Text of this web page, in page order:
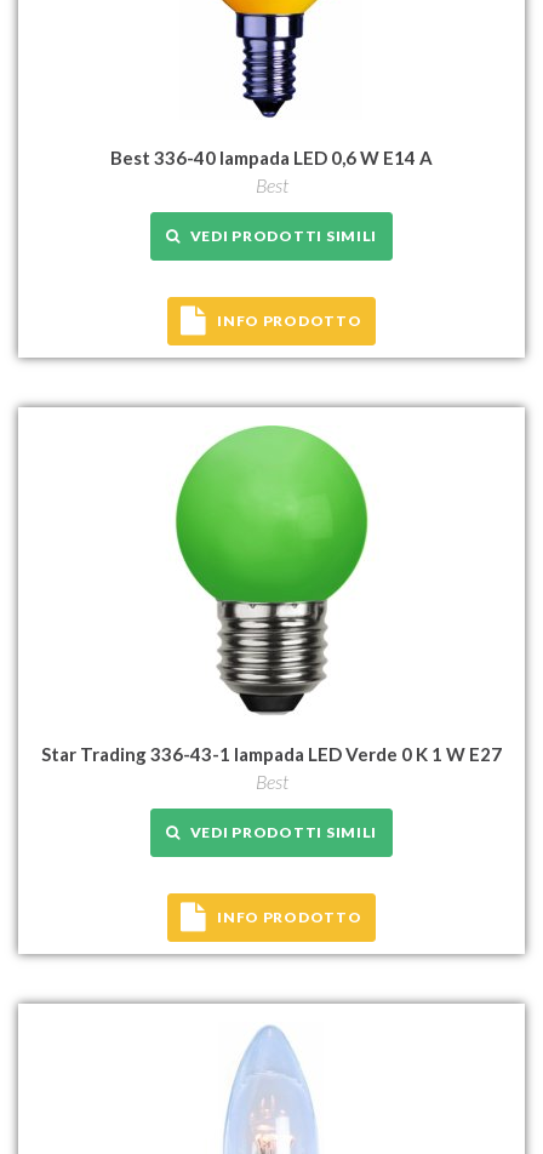
Best 336-40 lampada LED 0,6 W E14 A
Best
VEDI PRODOTTI SIMILI
INFO PRODOTTO
Star Trading 336-43-1 lampada LED Verde 0 K 1 W E27
Best
VEDI PRODOTTI SIMILI
INFO PRODOTTO